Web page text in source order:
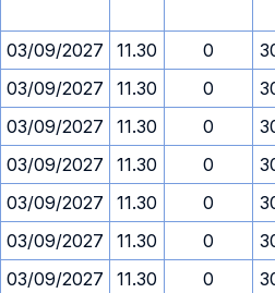
03/09/2027 11.30 0
03/09/2027 11.30 0
03/09/2027 11.30 0
03/09/2027 11.30 0
03/09/2027 11.30 0
03/09/2027 11.30 0
03/09/2027 11.30 0